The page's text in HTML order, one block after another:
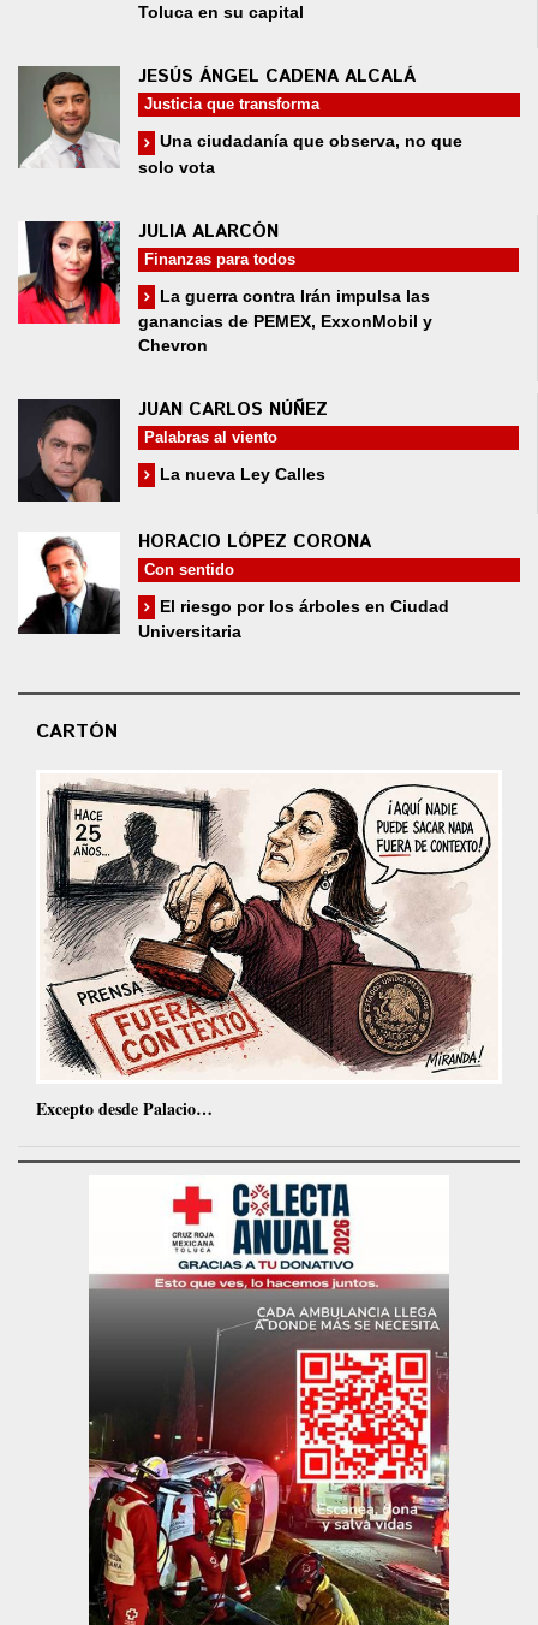
Toluca en su capital
JESÚS ÁNGEL CADENA ALCALÁ
Justicia que transforma
Una ciudadanía que observa, no que
solo vota
JULIA ALARCÓN
Finanzas para todos
La guerra contra Irán impulsa las
ganancias de PEMEX, ExxonMobil y
Chevron
JUAN CARLOS NÚÑEZ
Palabras al viento
La nueva Ley Calles
HORACIO LÓPEZ CORONA
Con sentido
El riesgo por los árboles en Ciudad
Universitaria
CARTÓN
Excepto desde Palacio…